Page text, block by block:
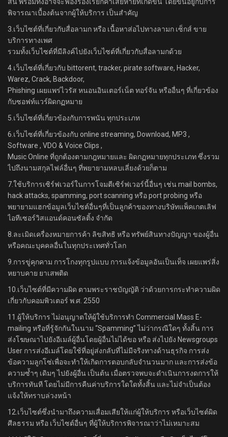
พิจารณาเบื้องต้นจากผู้ให้บริการ เป็นสำคัญ
3.เว็บไซต์ที่เกี่ยวกับสื่อลามก หรือ เนื้อหาส่อไปทางลามก เซ็กส์ ขาย
บริการทางเพศ
รวมทั้งเว็บไซต์ที่มีลิงค์ไปยังเว็บไซต์ที่เกี่ยวกับสื่อลามกด้วย
4.เว็บไซต์ที่เกี่ยวกับ bittorent, tracker, pirate software, Hacker,
Warez, Crack, Backdoor,
Phishing เผยแพร่ไวรัส หนอนอินเตอร์เน็ต ทอร์จัน หรืออื่นๆ ที่เกี่ยวข้อง
กับซอฟท์แวร์ผิดกฏหมาย
5.เว็บไซต์ที่เกี่ยวข้องกับการพนัน ทุกประเภท
6.เว็บไซต์ที่เกี่ยวข้องกับ online streaming, Download, MP3 ,
Software , VDO & Voice Clips ,
Music Online ที่ถูกต้องตามกฎหมายและ ผิดกฏหมายทุกประเภท ซึ่งรวม
ไปถึงนามสกุลไฟล์อื่นๆ ที่พยายามหลบเลี่ยงด้วยก็ตาม
7.ใช้บริการเซิร์ฟเวอร์ในการโจมตีเซิร์ฟเวอร์นี้อื่นๆ เช่น mail bombs,
hack attacks, spamming, port scanning หรือ port probing หรือ
พยายามแฮกข้อมูลเว็บไซต์อื่นๆที่เป็นลูกค้าของทางบริษัทแพ็คเกตเลิฟ
ไอทีเซอร์วิสแอนด์คอนซัลติ้ง จำกัด
8.ละเมิดเครื่องหมายการค้า ลิขสิทธิ หรือ ทรัพย์สินทางปัญญา ของผู้อื่น
หรือคณะบุคคลอื่นในทุกประเทศทั่วโลก
9.การขู่คุกคาม การโกงทุกรูปแบบ การแจ้งข้อมูลอันเป็นเท็จ เผยแพร่สิ่ง
หยาบคาย ยาเสพติด
10.เว็บไซต์ที่มีความผิด ตามพระราชบัญญัติ ว่าด้วยการกระทำความผิด
เกี่ยวกับคอมพิวเตอร์ พ.ศ. 2550
11.ผู้ให้บริการ ไม่อนุญาตให้ผู้ใช้บริการทำ Commercial Mass E-
mailing หรือที่รู้จักกันในนาม “Spamming” ไม่ว่ากรณีใดๆ ทั้งสิ้น การ
ส่งโฆษณาไปยังอีเมล์ผู้อื่นโดยผู้อื่นไม่ได้ขอ หรือ ส่งไปยัง Newsgroups
User การส่งอีเมล์โดยใช้ที่อยู่ส่งกลับที่ไม่มีจริงทางด้านธุรกิจ การส่ง
ข้อความลูกโซ่เพื่อจะทำให้เกิดการตอบกลับจำนวนมาก และการส่งข้อ
ความซ้ำๆ เดิมๆ ไปยังผู้อื่น เป็นต้น เมื่อตรวจพบจะดำเนินการงดการให้
บริการทันที โดยไม่มีการคืนค่าบริการใดใดทั้งสิ้น และไม่จำเป็นต้อง
แจ้งให้ทราบล่วงหน้า
12.เว็บไซต์ซึ่งนำมาถึงความเสื่อมเสียให้แก่ผู้ให้บริการ หรือเว็บไซต์ผิด
ศีลธรรม หรือ เว็บไซต์อื่นๆ ที่ผู้ให้บริการพิจารณาว่าไม่เหมาะสม